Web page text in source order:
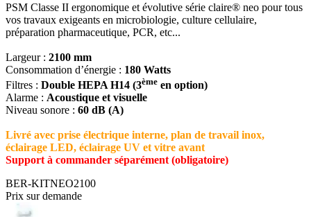
PSM Classe II ergonomique et évolutive série claire® neo pour tous
vos travaux exigeants en microbiologie, culture cellulaire,
préparation pharmaceutique, PCR, etc...
Largeur : 2100 mm
Consommation d’énergie : 180 Watts
Filtres : Double HEPA H14 (3ème en option)
Alarme : Acoustique et visuelle
Niveau sonore : 60 dB (A)
Livré avec prise électrique interne, plan de travail inox,
éclairage LED, éclairage UV et vitre avant
Support à commander séparément (obligatoire)
BER-KITNEO2100
Prix sur demande